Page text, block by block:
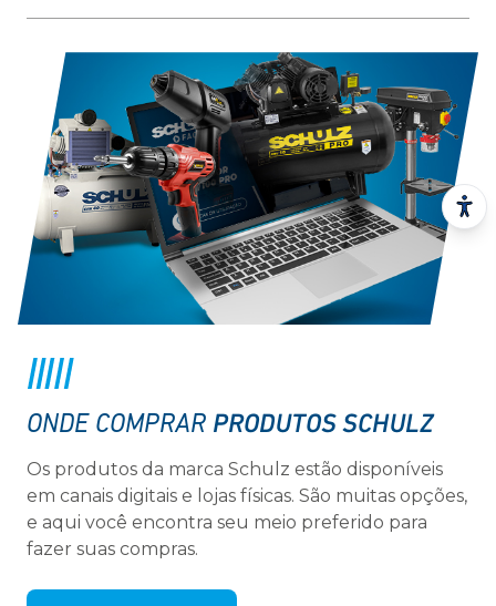
ONDE COMPRAR PRODUTOS SCHULZ
Os produtos da marca Schulz estão disponíveis
em canais digitais e lojas físicas. São muitas opções,
e aqui você encontra seu meio preferido para
fazer suas compras.